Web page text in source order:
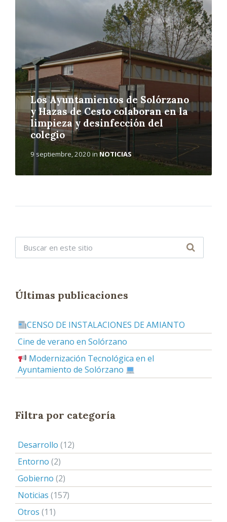
Los Ayuntamientos de Solórzano
y Hazas de Cesto colaboran en la
limpieza y desinfección del
colegio
9 septiembre, 2020 in NOTICIAS
Últimas publicaciones
CENSO DE INSTALACIONES DE AMIANTO
Cine de verano en Solórzano
Modernización Tecnológica en el
Ayuntamiento de Solórzano
Filtra por categoría
Desarrollo (12)
Entorno (2)
Gobierno (2)
Noticias (157)
Otros (11)